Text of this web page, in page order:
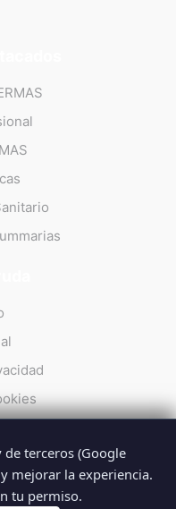
de los profesionales del
terceros (Google
mejorar la experiencia.
tu permiso.